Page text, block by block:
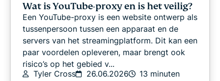
Wat is YouTube-proxy en is het veilig?
Een YouTube-proxy is een website ontwerp als
tussenpersoon tussen een apparaat en de
servers van het streamingplatform. Dit kan een
paar voordelen opleveren, maar brengt ook
risico’s op het gebied v...
Tyler Cross
26.06.2026 13 minuten